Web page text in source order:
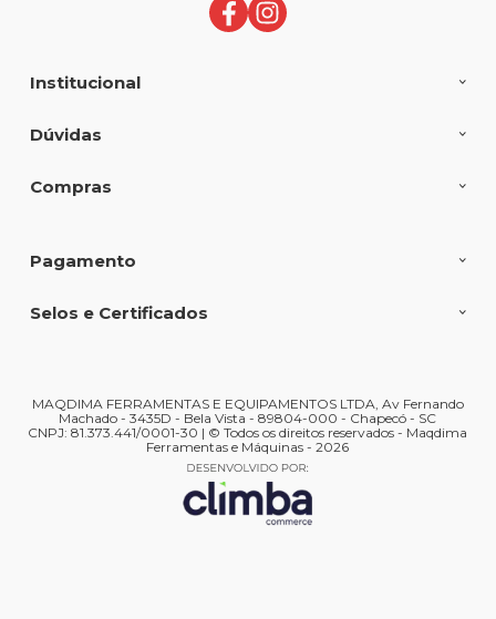
Institucional
Dúvidas
Compras
Pagamento
Selos e Certificados
MAQDIMA FERRAMENTAS E EQUIPAMENTOS LTDA, Av Fernando
Machado - 3435D - Bela Vista - 89804-000 - Chapecó - SC
CNPJ: 81.373.441/0001-30 | © Todos os direitos reservados - Maqdima
Ferramentas e Máquinas - 2026